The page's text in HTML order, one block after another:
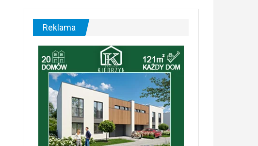
Reklama